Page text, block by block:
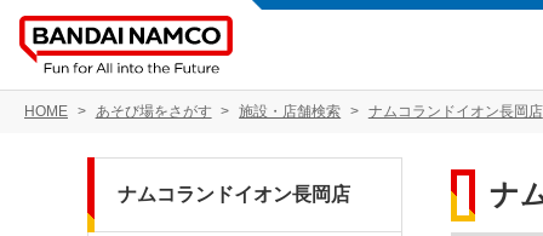
HOME あそび場をさがす 施設・店舗検索 ナムコランドイオン長岡店
ナ
ナムコランドイオン長岡店